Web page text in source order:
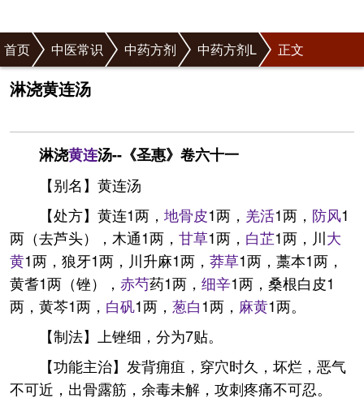
首页 中医常识 中药方剂 中药方剂L 正文
淋浇黄连汤
淋浇黄连汤--《圣惠》卷六十一
【别名】黄连汤
【处方】黄连1两， 地骨皮1两， 羌活1两， 防风1
两（去芦头），木通1两， 甘草1两， 白芷1两，川大
黄1两，狼牙1两，川升麻1两， 莽草1两，藁本1两，
黄耆1两（锉）， 赤芍药1两， 细辛1两，桑根白皮1
两，黄芩1两， 白矾1两， 葱白1两， 麻黄1两。
【制法】上锉细，分为7贴。
【功能主治】发背痈疽，穿穴时久，坏烂，恶气
不可近，出骨露筋，余毒未解，攻刺疼痛不可忍。